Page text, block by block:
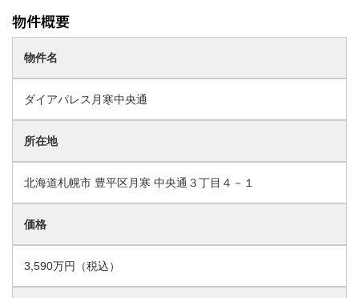
物件名
ダイアパレス月寒中央通
所在地
北海道札幌市 豊平区月寒 中央通３丁目４－１
価格
3,590万円（税込）